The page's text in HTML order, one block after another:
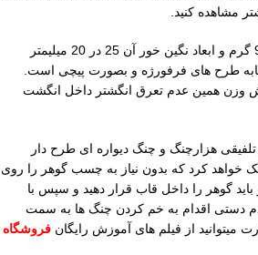
مشاهده کنید.
رکاب نقره پیچک مردانه 9.53 گرم و ابعاد نگین خور آن 25 در 20 میلیمتر
طرح های فرفورژه و بصورت پیچی است.
وزن همین عدم تعرق انگشتر داخل انگشت
هزارچنگ و چنگ دیواره ای طرح دار
خواهد کرد که بدون نیاز به چسب گوهر را روی
گوهر را داخل قاب قرار دهید و سپس با
دم دستی اقدام به خم کردن چنگ ها به سمت
میتوانید از فیلم های آموزش رایگان فروشگاه